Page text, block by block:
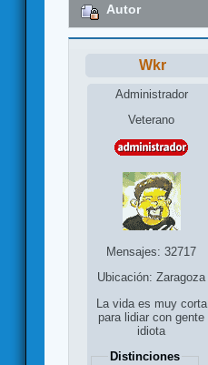
Autor
Wkr
Administrador
Veterano
Mensajes: 32717
Ubicación: Zaragoza
La vida es muy corta
para lidiar con gente
idiota
Distinciones